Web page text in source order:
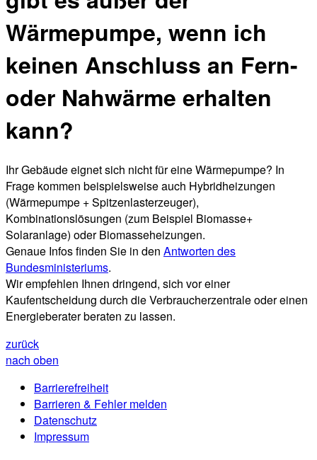
Wärmepumpe, wenn ich
keinen Anschluss an Fern-
oder Nahwärme erhalten
kann?
Ihr Gebäude eignet sich nicht für eine Wärmepumpe? In
Frage kommen beispielsweise auch Hybridheizungen
(Wärmepumpe + Spitzenlasterzeuger),
Kombinationslösungen (zum Beispiel Biomasse+
Solaranlage) oder Biomasseheizungen.
Genaue Infos finden Sie in den Antworten des
Bundesministeriums.
Wir empfehlen Ihnen dringend, sich vor einer
Kaufentscheidung durch die Verbraucherzentrale oder einen
Energieberater beraten zu lassen.
zurück
nach oben
Barrierefreiheit
Barrieren & Fehler melden
Datenschutz
Impressum